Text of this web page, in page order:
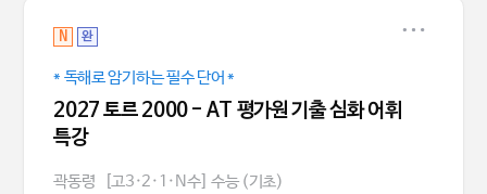
N 완
* 독해로 암기하는 필수 단어 *
2027 토르 2000 - AT 평가원 기출 심화 어휘
특강
곽동령 [고3·2·1·N수] 수능 (기초)